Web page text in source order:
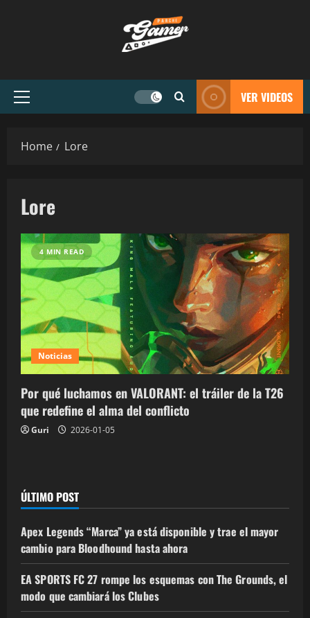
VER VIDEOS
Home Lore
Lore
4 MIN READ
Noticias
Por qué luchamos en VALORANT: el tráiler de la T26
que redefine el alma del conflicto
Guri 2026-01-05
ÚLTIMO POST
Apex Legends “Marca” ya está disponible y trae el mayor
cambio para Bloodhound hasta ahora
EA SPORTS FC 27 rompe los esquemas con The Grounds, el
modo que cambiará los Clubes